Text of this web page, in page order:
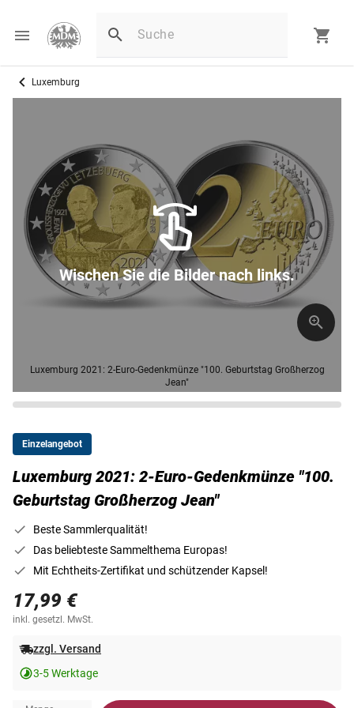
Luxemburg
Luxemburg 2021: 2-Euro-Gedenkmünze "100. Geburtstag Großherzog
Jean"
Wischen Sie die Bilder nach links.
Einzelangebot
Luxemburg 2021: 2-Euro-Gedenkmünze "100.
Geburtstag Großherzog Jean"
Beste Sammlerqualität!
Das beliebteste Sammelthema Europas!
Mit Echtheits-Zertifikat und schützender Kapsel!
17,99 €
inkl. gesetzl. MwSt.
zzgl. Versand
3-5 Werktage